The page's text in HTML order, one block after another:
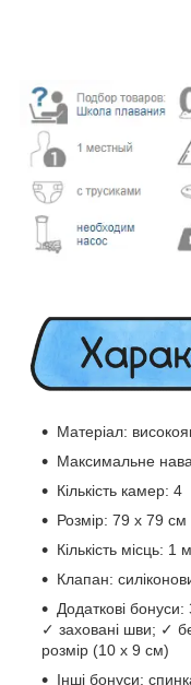
Матеріал:
Максимальне
Кількість камер: 4
Розмір: 79 х 79 см
Кількість місць: 1
Клапан:
Додаткові
✓ заховані шви; ✓
розмір (10 х 9 см)
Інші бонуси: